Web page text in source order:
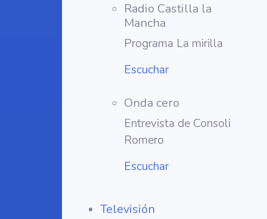
Radio Castilla la
Mancha
Programa La mirilla
Escuchar
Onda cero
Entrevista de Consoli
Romero
Escuchar
Televisión